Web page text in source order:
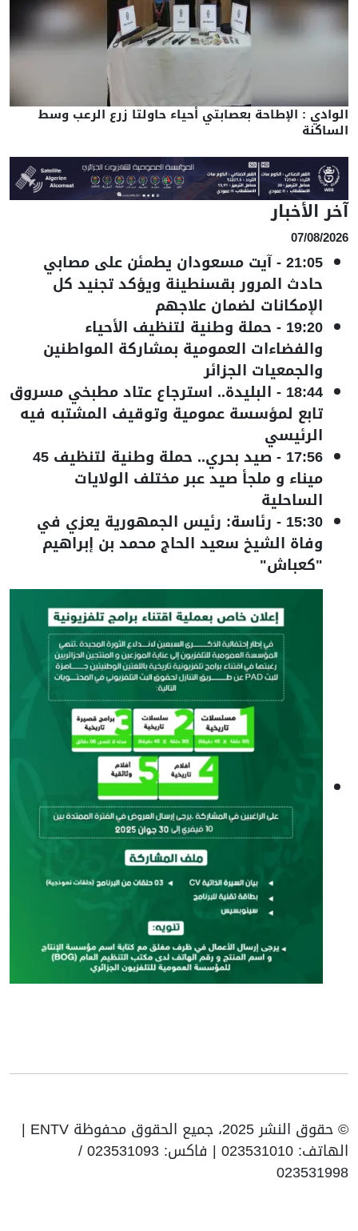
الوادي : الإطاحة بعصابتي أحياء حاولتا زرع الرعب وسط
الساكنة
آخر الأخبار
07/08/2026
21:05
-آيت مسعودان يطمئن على مصابي
حادث المرور بقسنطينة ويؤكد تجنيد كل
الإمكانات لضمان علاجهم
19:20
- حملة وطنية لتنظيف الأحياء
والفضاءات العمومية بمشاركة المواطنين
والجمعيات الجزائر
18:44
- البليدة.. استرجاع عتاد مطبخي مسروق
تابع لمؤسسة عمومية وتوقيف المشتبه فيه
الرئيسي
17:56
- صيد بحري.. حملة وطنية لتنظيف 45
ميناء و ملجأ صيد عبر مختلف الولايات
الساحلية
15:30
- رئاسة: رئيس الجمهورية يعزي في
وفاة الشيخ سعيد الحاج محمد بن إبراهيم
"كعباش"
© حقوق النشر 2025، جميع الحقوق محفوظة ENTV |
الهاتف: 023531010 | فاكس: 023531093 /
023531998